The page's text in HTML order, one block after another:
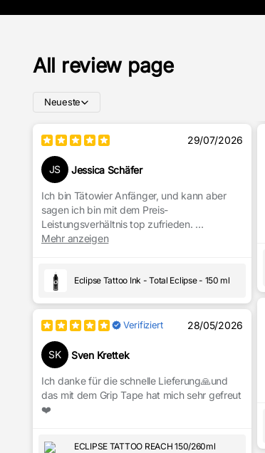
All review page
Neueste
29/07/2026
JS Jessica Schäfer
Ich bin Tätowier Anfänger, und kann aber
sagen ich bin mit dem Preis-
Leistungsverhältnis top zufrieden.
Man kann mit der Eclipse Farbe gut Linien
Mehr anzeigen
Eclipse Tattoo Ink - Total Eclipse - 150 ml
Verifiziert 28/05/2026
SK Sven Krettek
Ich danke für die schnelle Lieferung🙏und
das mit dem Grip Tape hat mich sehr gefreut
❤️
ECLIPSE TATTOO REACH 150/260ml